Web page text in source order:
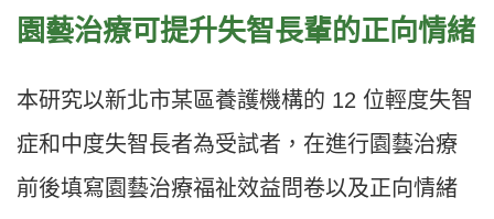
園藝治療可提升失智長輩的正向情緒
本研究以新北市某區養護機構的 12 位輕度失智
症和中度失智長者為受試者，在進行園藝治療
前後填寫園藝治療福祉效益問卷以及正向情緒